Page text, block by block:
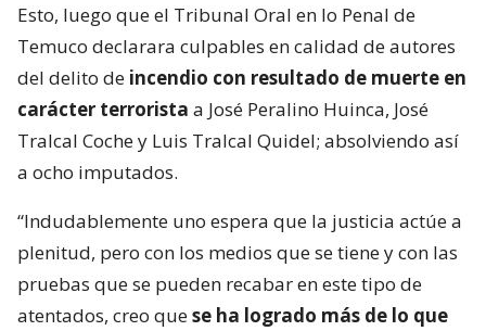
Esto, luego que el Tribunal Oral en lo Penal de
Temuco declarara culpables en calidad de autores
del delito de incendio con resultado de muerte en
carácter terrorista a José Peralino Huinca, José
Tralcal Coche y Luis Tralcal Quidel; absolviendo así
a ocho imputados.
“Indudablemente uno espera que la justicia actúe a
plenitud, pero con los medios que se tiene y con las
pruebas que se pueden recabar en este tipo de
atentados, creo quese ha logrado más de lo que